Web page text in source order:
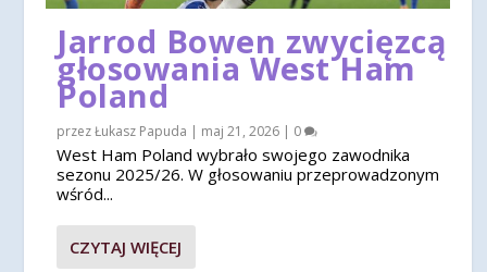
Jarrod Bowen zwycięzcą
głosowania West Ham
Poland
przezŁukasz Papuda | maj 21, 2026 | 0
West Ham Poland wybrało swojego zawodnika
sezonu 2025/26. W głosowaniu przeprowadzonym
wśród...
CZYTAJ WIĘCEJ